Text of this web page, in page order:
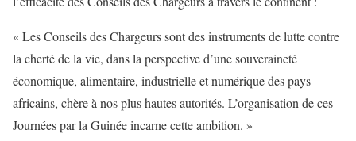
« Les Conseils des Chargeurs sont des instruments de lutte contre
la cherté de la vie, dans la perspective d’une souveraineté
économique, alimentaire, industrielle et numérique des pays
africains, chère à nos plus hautes autorités. L’organisation de ces
Journées par la Guinée incarne cette ambition. »